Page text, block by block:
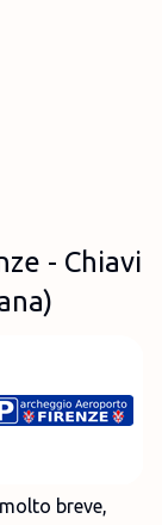
- Chiavi
breve,